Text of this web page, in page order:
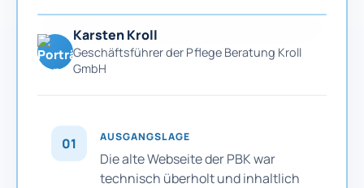
Karsten Kroll
Geschäftsführer der Pflege Beratung Kroll
GmbH
01 AUSGANGSLAGE
Die alte Webseite der PBK war
technisch überholt und inhaltlich